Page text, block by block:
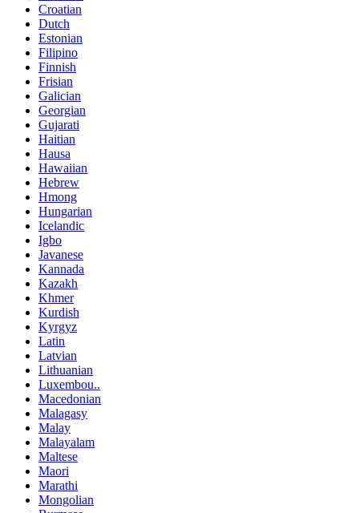
Croatian
Dutch
Estonian
Filipino
Finnish
Frisian
Galician
Georgian
Gujarati
Haitian
Hausa
Hawaiian
Hebrew
Hmong
Hungarian
Icelandic
Igbo
Javanese
Kannada
Kazakh
Khmer
Kurdish
Kyrgyz
Latin
Latvian
Lithuanian
Luxembou..
Macedonian
Malagasy
Malay
Malayalam
Maltese
Maori
Marathi
Mongolian